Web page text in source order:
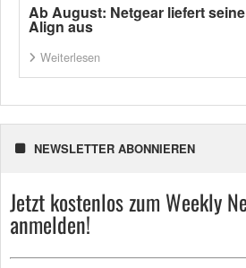
Ab August: Netgear liefert
Align aus
Weiterlesen
NEWSLETTER ABONNIEREN
Jetzt kostenlos zum Weekly
anmelden!